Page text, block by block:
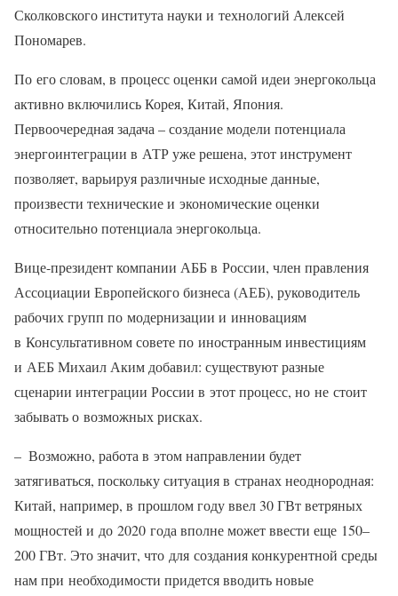
Сколковского института науки и технологий Алексей
Пономарев.
По его словам, в процесс оценки самой идеи энергокольца
активно включились Корея, Китай, Япония.
Первоочередная задача – создание модели потенциала
энергоинтеграции в АТР уже решена, этот инструмент
позволяет, варьируя различные исходные данные,
произвести технические и экономические оценки
относительно потенциала энергокольца.
Вице-президент компании АББ в России, член правления
Ассоциации Европейского бизнеса (АЕБ), руководитель
рабочих групп по модернизации и инновациям
в Консультативном совете по иностранным инвестициям
и АЕБ Михаил Аким добавил: существуют разные
сценарии интеграции России в этот процесс, но не стоит
забывать о возможных рисках.
– Возможно, работа в этом направлении будет
затягиваться, поскольку ситуация в странах неоднородная:
Китай, например, в прошлом году ввел 30 ГВт ветряных
мощностей и до 2020 года вполне может ввести еще 150–
200 ГВт. Это значит, что для создания конкурентной среды
нам при необходимости придется вводить новые